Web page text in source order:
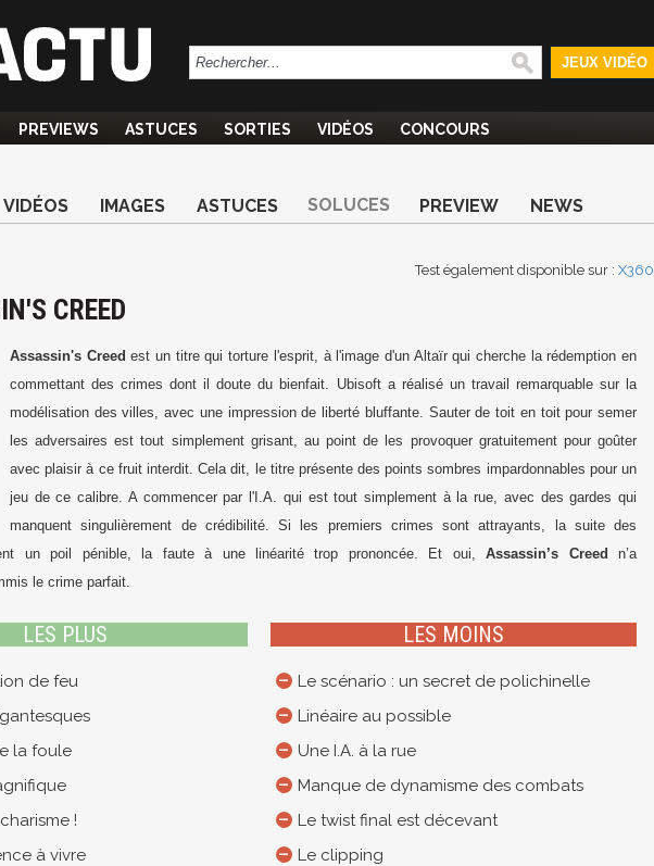
JEUX VIDÉO
PREVIEWS ASTUCES SORTIES VIDÉOS CONCOURS
VIDÉOS IMAGES ASTUCES SOLUCES PREVIEW NEWS
Test également disponible sur : X360
CREED
Assassin's Creed est un titre qui torture l'esprit, à l'image d'un Altaïr qui cherche la rédemption en
commettant des crimes dont il doute du bienfait. Ubisoft a réalisé un travail remarquable sur la
modélisation des villes, avec une impression de liberté bluffante. Sauter de toit en toit pour semer
les adversaires est tout simplement grisant, au point de les provoquer gratuitement pour goûter
avec plaisir à ce fruit interdit. Cela dit, le titre présente des points sombres impardonnables pour un
jeu de ce calibre. A commencer par l'I.A. qui est tout simplement à la rue, avec des gardes qui
manquent singulièrement de crédibilité. Si les premiers crimes sont attrayants, la suite des
un poil pénible, la faute à une linéarité trop prononcée. Et oui,Assassin’s Creed
n’a
le crime parfait.
LES PLUS
de feu
la foule
!
à vivre
LES MOINS
Le scénario : un secret de polichinelle
Linéaire au possible
Une I.A. à la rue
Manque de dynamisme des combats
Le twist final est décevant
Le clipping